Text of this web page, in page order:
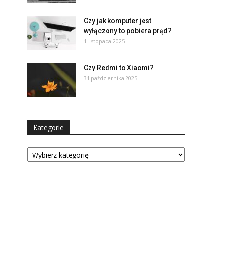
Czy jak komputer jest
wyłączony to pobiera prąd?
1 listopada 2025
Czy Redmi to Xiaomi?
31 października 2025
Kategorie
Kategorie